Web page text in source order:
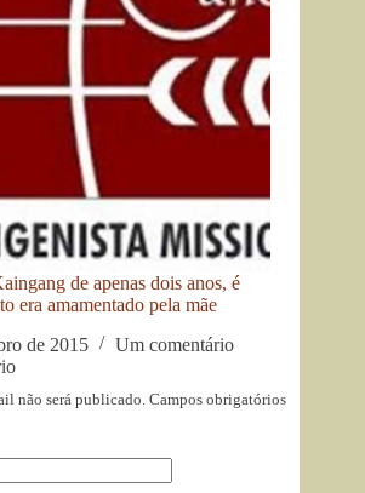
de apenas dois anos, é
era amamentado pela mãe
de 2015
Um comentário
não será publicado. Campos obrigatórios